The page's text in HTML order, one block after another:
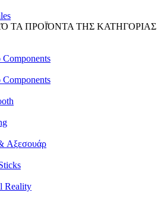
ΤΑ ΠΡΟΪΌΝΤΑ ΤΗΣ ΚΑΤΗΓΟΡΙΑΣ
Αξεσουάρ
Reality